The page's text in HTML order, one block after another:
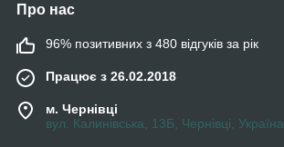
Про нас
96% позитивних з 480 відгуків за рік
Працює з 26.02.2018
м. Чернівці
вул. Калинівська, 13Б, Чернівці, Україна